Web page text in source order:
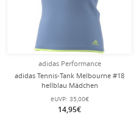
adidas Performance
adidas Tennis-Tank Melbourne #18
hellblau Mädchen
eUVP: 35,00€
14,95€